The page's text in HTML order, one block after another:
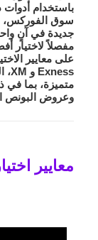
باستخدام
سوق الفوركس،
جديدة في آنٍ
مفصلاً لاختيار
على معايير
Exness و XM،
متميزة، بما
وعروض البونص
معايير